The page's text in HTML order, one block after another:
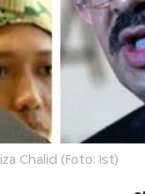
Chalid (Foto: Ist)